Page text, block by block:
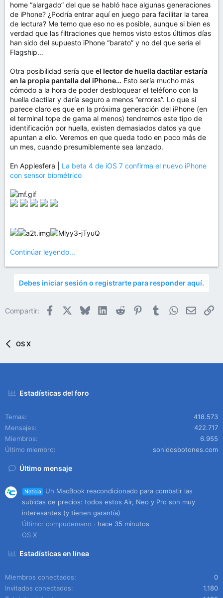
home “alargado” del que se habló hace algunas generaciones
de iPhone? ¿Podría entrar aquí en juego para facilitar la tarea
de lectura? Me temo que eso no es posible, aunque si bien es
verdad que las filtraciones que hemos visto estos últimos días
han sido del supuesto iPhone “barato” y no del que sería el
Flagship…
Otra posibilidad sería que el lector de huella dactilar estaría
en la propia pantalla del iPhone… Esto sería mucho más
cómodo a la hora de poder desbloquear el teléfono con la
huella dactilar y daría seguro a menos “errores”. Lo que si
parece claro es que en la próxima generación del iPhone (en
el terminal tope de gama al menos) tendremos este tipo de
identificación por huella, existen demasiados datos ya que
apuntan a ello. Veremos en que queda todo en poco más de
un mes, cuando presumiblemente sea lanzado.
En Applesfera | La beta 4 de iOS 7 confirma el nuevo iPhone
con sensor biométrico
Continúar leyendo...
Debes iniciar sesión o registrarte para responder aquí.
Compartir: Facebook BlueskyLinkedIn
Reddit PinterestTumblrWhatsApp
Email
OS X
Estadísticas del foro
Temas
418.573
Mensajes
422.717
Miembros
6.955
Último miembro
sonidosbotones.com
Último mensaje
Noticia
Un MacBook reacondicionado para combatir las
subidas de precios: todos estos Air, Neo y Pro son muy
interesantes (y tienen garantía)
Último: compudemano
hace 35 minutos
OS X
Estadísticas en línea
Miembros conectados
0
Invitados conectados
1.180